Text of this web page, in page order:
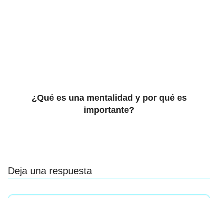
¿Qué es una mentalidad y por qué es
importante?
Deja una respuesta